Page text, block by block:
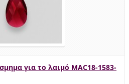
για το λαιμό MAC18-1583-